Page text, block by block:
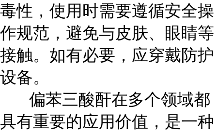
毒性，使用时需要遵循安全操
作规范，避免与皮肤、眼睛等
接触。如有必要，应穿戴防护
设备。
偏苯三酸酐在多个领域都
具有重要的应用价值，是一种